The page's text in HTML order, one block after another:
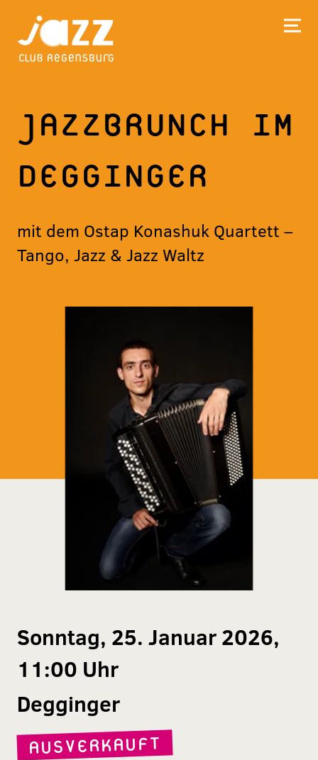
JAZZBRUNCH IM
DEGGINGER
mit dem Ostap Konashuk Quartett –
Tango, Jazz & Jazz Waltz
Sonntag, 25. Januar 2026,
11:00 Uhr
Degginger
AUSVERKAUFT